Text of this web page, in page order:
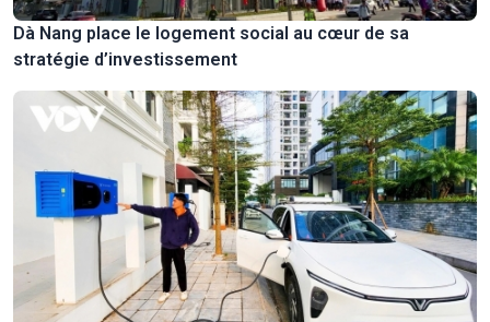
Dà Nang place le logement social au cœur de sa
stratégie d’investissement